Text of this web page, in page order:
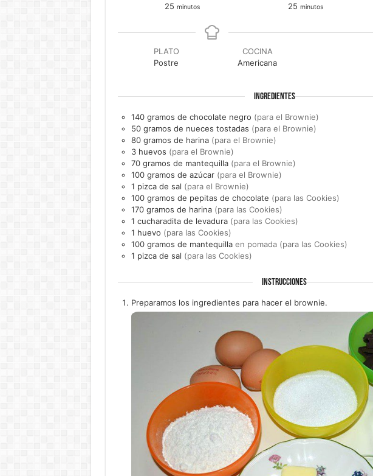
25 minutos
minutos
25 minutos
minutos
PLATO
Postre
COCINA
Americana
INGREDIENTES
140 gramos de chocolate negro (para el Brownie)
50 gramos de nueces tostadas (para el Brownie)
80 gramos de harina (para el Brownie)
3 huevos (para el Brownie)
70 gramos de mantequilla (para el Brownie)
100 gramos de azúcar (para el Brownie)
1 pizca de sal (para el Brownie)
100 gramos de pepitas de chocolate (para las Cookies)
170 gramos de harina (para las Cookies)
1 cucharadita de levadura (para las Cookies)
1 huevo (para las Cookies)
100 gramos de mantequilla en pomada (para las Cookies)
1 pizca de sal (para las Cookies)
INSTRUCCIONES
Preparamos los ingredientes para hacer el brownie.